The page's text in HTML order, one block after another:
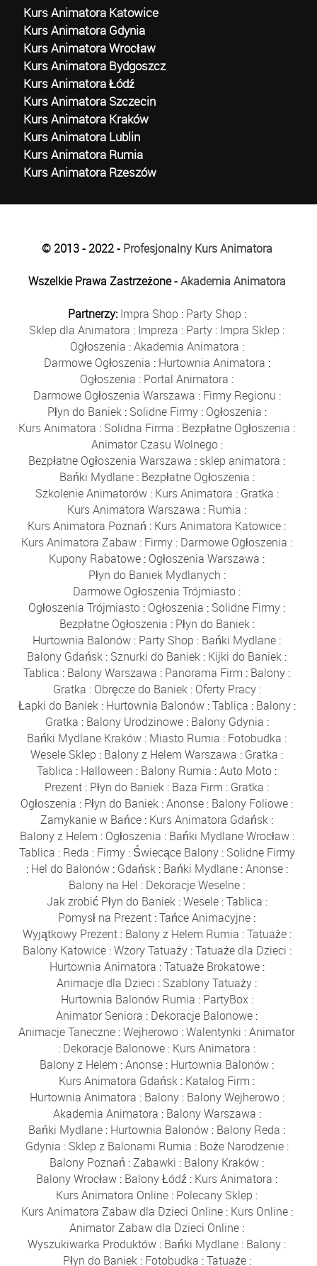
Kurs Animatora Katowice
Kurs Animatora Gdynia
Kurs Animatora Wrocław
Kurs Animatora Bydgoszcz
Kurs Animatora Łódź
Kurs Animatora Szczecin
Kurs Animatora Kraków
Kurs Animatora Lublin
Kurs Animatora Rumia
Kurs Animatora Rzeszów
© 2013 - 2022 - Profesjonalny Kurs Animatora
Wszelkie Prawa Zastrzeżone -Akademia Animatora
Partnerzy: Impra Shop : Party Shop :
Sklep dla Animatora : Impreza : Party : Impra Sklep :
Ogłoszenia :Akademia Animatora :
Darmowe Ogłoszenia : Hurtownia Animatora :
Ogłoszenia : Portal Animatora :
Darmowe Ogłoszenia Warszawa : Firmy Regionu :
Płyn do Baniek: Solidne Firmy: Ogłoszenia :
Kurs Animatora : Solidna Firma : Bezpłatne Ogłoszenia :
Animator Czasu Wolnego:
Bezpłatne Ogłoszenia Warszawa : sklep animatora :
Bańki Mydlane: Bezpłatne Ogłoszenia :
Szkolenie Animatorów: Kurs Animatora : Gratka :
Kurs Animatora Warszawa : Rumia :
Kurs Animatora Poznań : Kurs Animatora Katowice :
Kurs Animatora Zabaw : Firmy : Darmowe Ogłoszenia :
Kupony Rabatowe : Ogłoszenia Warszawa :
Płyn do Baniek Mydlanych :
Darmowe Ogłoszenia Trójmiasto :
Ogłoszenia Trójmiasto : Ogłoszenia : Solidne Firmy :
Bezpłatne Ogłoszenia : Płyn do Baniek:
Hurtownia Balonów : Party Shop : Bańki Mydlane :
Balony Gdańsk : Sznurki do Baniek : Kijki do Baniek :
Tablica : Balony Warszawa : Panorama Firm : Balony :
Gratka : Obręcze do Baniek: Oferty Pracy:
Łapki do Baniek: Hurtownia Balonów:Tablica : Balony:
Gratka : Balony Urodzinowe: Balony Gdynia :
Bańki Mydlane Kraków : Miasto Rumia : Fotobudka :
Wesele Sklep : Balony z Helem Warszawa : Gratka :
Tablica : Halloween : Balony Rumia :Auto Moto :
Prezent : Płyn do Baniek : Baza Firm : Gratka :
Ogłoszenia : Płyn do Baniek :Anonse : Balony Foliowe :
Zamykanie w Bańce : Kurs Animatora Gdańsk :
Balony z Helem : Ogłoszenia : Bańki Mydlane Wrocław:
Tablica : Reda : Firmy: Świecące Balony: Solidne Firmy
: Hel do Balonów: Gdańsk: Bańki Mydlane:Anonse:
Balony na Hel : Dekoracje Weselne :
Jak zrobić Płyn do Baniek:Wesele:Tablica :
Pomysł na Prezent :Tańce Animacyjne :
Wyjątkowy Prezent: Balony z Helem Rumia :Tatuaże:
Balony Katowice:Wzory Tatuaży:Tatuaże dla Dzieci :
Hurtownia Animatora :Tatuaże Brokatowe:
Animacje dla Dzieci : Szablony Tatuaży :
Hurtownia Balonów Rumia : PartyBox:
Animator Seniora : Dekoracje Balonowe :
Animacje Taneczne :Wejherowo :Walentynki :Animator
: Dekoracje Balonowe : Kurs Animatora :
Balony z Helem :Anonse : Hurtownia Balonów :
Kurs Animatora Gdańsk : Katalog Firm :
Hurtownia Animatora : Balony: Balony Wejherowo:
Akademia Animatora : Balony Warszawa :
Bańki Mydlane : Hurtownia Balonów : Balony Reda :
Gdynia : Sklep z Balonami Rumia : Boże Narodzenie:
Balony Poznań :Zabawki : Balony Kraków :
Balony Wrocław : Balony Łódź : Kurs Animatora :
Kurs Animatora Online : Polecany Sklep :
Kurs Animatora Zabaw dla Dzieci Online: Kurs Online:
Animator Zabaw dla Dzieci Online :
Wyszukiwarka Produktów : Bańki Mydlane : Balony :
Płyn do Baniek: Fotobudka :Tatuaże: